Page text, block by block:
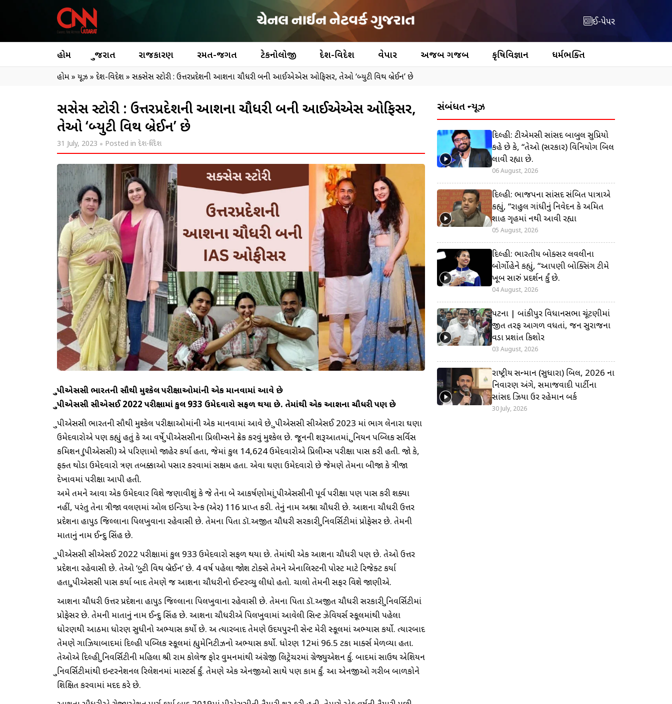
ઈ-પેપર
હોમ ગુજરાત રાજકારણ રમત-જગત ટેકનોલોજી દેશ-વિદેશ વેપાર અજબ ગજબ કૃષિવિજ્ઞાન ધર્મભક્તિ
હોમ» ન્યૂઝ » દેશ-વિદેશ» સક્સેસ સ્ટોરી : ઉત્તરપ્રદેશની આશના ચૌધરી બની આઈએએસ ઓફિસર, તેઓ ‘બ્યુટી વિથ બ્રેઈન’ છે
સક્સેસ સ્ટોરી : ઉત્તરપ્રદેશની આશના ચૌધરી બની આઈએએસ ઓફિસર,
તેઓ ‘બ્યુટી વિથ બ્રેઈન’ છે
31 July, 2023 Posted in દેશ-વિદેશ
યુપીએસસી ભારતની સૌથી મુશ્કેલ પરીક્ષાઓમાંની એક માનવામાં આવે છે
યુપીએસસી સીએસઈ 2022 પરીક્ષામાં કુલ 933 ઉમેદવારો સફળ થયા છે. તેમાંથી એક આશના ચૌધરી પણ છે
યુપીએસસી ભારતની સૌથી મુશ્કેલ પરીક્ષાઓમાંની એક માનવામાં આવે છે. યુપીએસસી સીએસઈ 2023 માં ભાગ લેનારા ઘણા
ઉમેદવારોએ પણ કહ્યું હતું કે આ વર્ષે યુપીએસસીના પ્રિલીમ્સને ક્રેક કરવું મુશ્કેલ છે. જૂનની શરૂઆતમાં, યુનિયન પબ્લિક સર્વિસ
કમિશન (યુપીએસસી) એ પરિણામો જાહેર કર્યા હતા, જેમાં કુલ 14,624 ઉમેદવારોએ પ્રિલીમ્સ પરીક્ષા પાસ કરી હતી. જો કે,
ફક્ત થોડા ઉમેદવારો ત્રણ તબક્કાઓ પસાર કરવામાં સક્ષમ હતા. એવા ઘણા ઉમેદવારો છે જેમણે તેમના બીજા કે ત્રીજા
દેખાવમાં પરીક્ષા આપી હતી.
અમે તમને આવા એક ઉમેદવાર વિશે જણાવીશું કે જે તેના બે આકર્ષણોમાં યુપીએસસીની પૂર્વ પરીક્ષા પણ પાસ કરી શક્યા
નહીં, પરંતુ તેના ત્રીજા વલણમાં ઓલ ઇન્ડિયા રેન્ક (એર) 116 પ્રાપ્ત કરી. તેનું નામ અશ્ના ચૌધરી છે. આશના ચૌધરી ઉત્તર
પ્રદેશના હાપુડ જિલ્લાના પિલખુવાના રહેવાસી છે. તેમના પિતા ડૉ.અજીત ચૌધરી સરકારી યુનિવર્સિટીમાં પ્રોફેસર છે. તેમની
માતાનું નામ ઈન્દુ સિંહ છે.
યુપીએસસી સીએસઈ 2022 પરીક્ષામાં કુલ 933 ઉમેદવારો સફળ થયા છે. તેમાંથી એક આશના ચૌધરી પણ છે. તેઓ ઉત્તર
પ્રદેશના રહેવાસી છે. તેઓ ‘બ્યુટી વિથ બ્રેઈન’ છે. 4 વર્ષ પહેલા જોશ ટોક્સે તેમને એનાલિસ્ટની પોસ્ટ માટે રિજેક્ટ કર્યા
હતા,યુપીએસસી પાસ કર્યા બાદ તેમણે જ આશના ચૌધરીનો ઈન્ટરવ્યુ લીધો હતો. ચાલો તેમની સફર વિશે જાણીએ.
આશના ચૌધરી ઉત્તર પ્રદેશના હાપુડ જિલ્લાના પિલખુવાના રહેવાસી છે. તેમના પિતા ડૉ.અજીત ચૌધરી સરકારી યુનિવર્સિટીમાં
પ્રોફેસર છે. તેમની માતાનું નામ ઈન્દુ સિંહ છે. આશના ચૌધરીએ પિલખુવામાં આવેલી સિન્ટ ઝેવિયર્સ સ્કૂલમાંથી પહેલા
ધોરણથી આઠમા ધોરણ સુધીનો અભ્યાસ કર્યો છે. અ ત્યારબાદ તેમણે ઉદયપુરની સેન્ટ મેરી સ્કૂલમાં અભ્યાસ કર્યો. ત્યારબાદ
તેમણે ગાઝિયાબાદમાં દિલ્હી પબ્લિક સ્કૂલમાં હ્યુમેનિટીઝનો અભ્યાસ કર્યો. ધોરણ 12માં 96.5 ટકા માર્ક્સ મેળવ્યા હતા.
તેઓએ દિલ્હી યુનિવર્સિટીની મહિલા શ્રી રામ કોલેજ ફોર વુમનમાંથી અંગ્રેજી લિટ્રેચરમાં ગ્રેજ્યુએશન કર્યુ. બાદમાં સાઉથ એશિયન
યુનિવર્સિટીમાંથી ઇન્ટરનેશનલ રિલેશનમાં માસ્ટર્સ કર્યું. તેમણે એક એનજીઓ સાથે પણ કામ કર્યું. આ એનજીઓ ગરીબ બાળકોને
શિક્ષિત કરવામાં મદદ કરે છે.
સંબંધિત ન્યૂઝ
દિલ્હી: ટીએમસી સાંસદ બાબુલ સુપ્રિયો
કહે છે કે, “તેઓ (સરકાર) વિનિયોગ બિલ
લાવી રહ્યા છે.
06 August, 2026
દિલ્હી: ભાજપના સાંસદ સંબિત પાત્રાએ
કહ્યું, “રાહુલ ગાંધીનું નિવેદન કે અમિત
શાહ ગૃહમાં નથી આવી રહ્યા
05 August, 2026
દિલ્હી: ભારતીય બોક્સર લવલીના
બોર્ગોહેને કહ્યું, “આપણી બોક્સિંગ ટીમે
ખૂબ સારું પ્રદર્શન કર્યું છે.
04 August, 2026
પટના | બાંકીપુર વિધાનસભા ચૂંટણીમાં
જીત તરફ આગળ વધતાં, જન સુરાજના
વડા પ્રશાંત કિશોર
03 August, 2026
રાષ્ટ્રીય સન્માન (સુધારા) બિલ, 2026 ના
નિવારણ અંગે, સમાજવાદી પાર્ટીના
સાંસદ ઝિયા ઉર રહેમાન બર્ક
30 July, 2026